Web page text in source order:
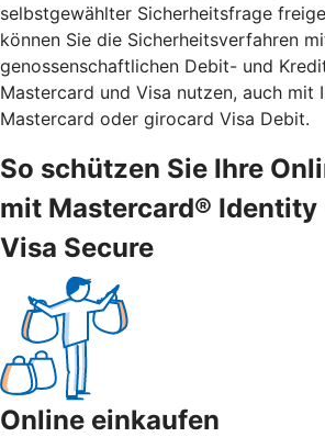
selbstgewählter Sicherheitsfrage
können Sie die Sicherheitsverfahren
genossenschaftlichen Debit- und
Mastercard und Visa nutzen, auch mit
Mastercard oder girocard Visa Debit.
So schützen Sie Ihre
mit Mastercard® Identity
Visa Secure
Online einkaufen